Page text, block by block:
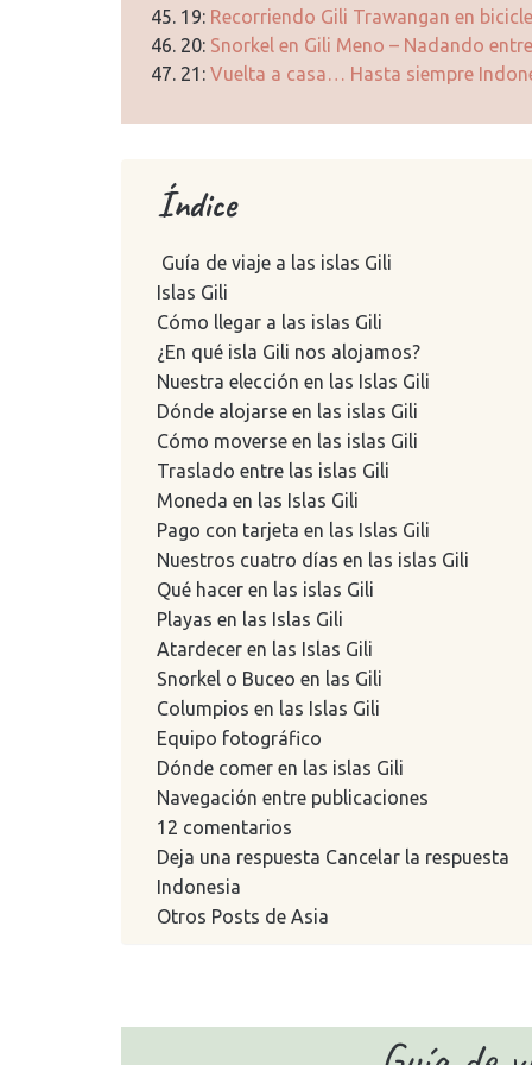
19: Recorriendo Gili Trawangan en
20: Snorkel en Gili Meno – Nadando
21: Vuelta a casa… Hasta siempre
Índice
Guía de viaje a las islas Gili
Islas Gili
Cómo llegar a las islas Gili
¿En qué isla Gili nos alojamos?
Nuestra elección en las Islas Gili
Dónde alojarse en las islas Gili
Cómo moverse en las islas Gili
Traslado entre las islas Gili
Moneda en las Islas Gili
Pago con tarjeta en las Islas Gili
Nuestros cuatro días en las islas Gili
Qué hacer en las islas Gili
Playas en las Islas Gili
Atardecer en las Islas Gili
Snorkel o Buceo en las Gili
Columpios en las Islas Gili
Equipo fotográfico
Dónde comer en las islas Gili
Navegación entre publicaciones
12 comentarios
Deja una respuesta Cancelar la respuesta
Indonesia
Otros Posts de Asia